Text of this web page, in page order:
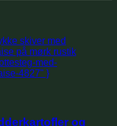
og